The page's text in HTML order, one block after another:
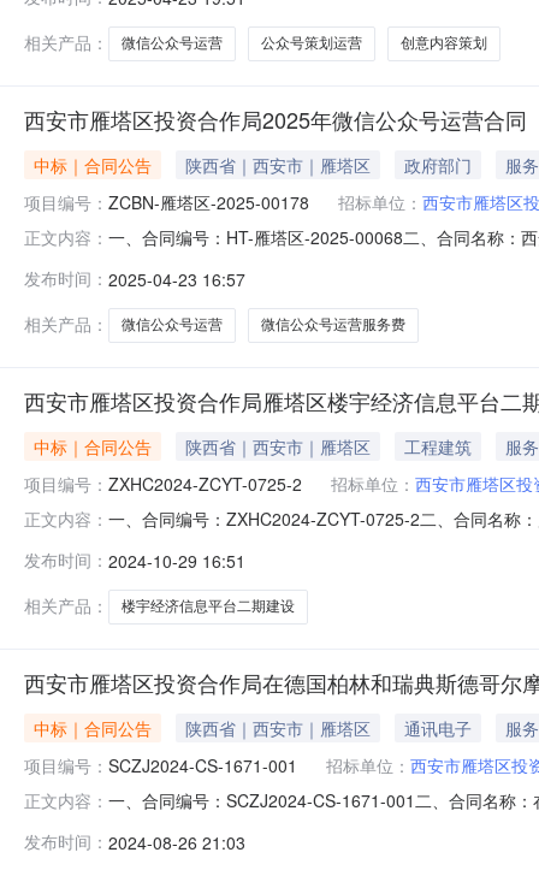
址：陕西省西安市曲江新区汇新路曲江大厦国际中心B
相关产品：
微信公众号运营 公众号策划运营 创意内容策划
西安市雁塔区投资合作局2025年微信公众号运营合同
中标｜合同公告 陕西省｜西安市｜雁塔区 政府部门
服务
项目编号： ZCBN-雁塔区-2025-00178 招标单位： 西安市雁塔区
正文内容： 一、合同编号：HT-雁塔区-2025-00068二、合同名称：
司地址：陕西省西安市曲江新区汇新路曲江大厦国际中
发布时间： 2025-04-23 16:57
相关产品：
微信公众号运营 微信公众号运营服务费
西安市雁塔区投资合作局雁塔区楼宇经济信息平台二
中标｜合同公告 陕西省｜西安市｜雁塔区 工程建筑
服务
项目编号： ZXHC2024-ZCYT-0725-2 招标单位： 西安市雁塔区投
正文内容： 一、合同编号：ZXHC2024-ZCYT-0725-2二、合同名称
（上海）有限公司地址：中国（上海）自由贸易试验区
发布时间： 2024-10-29 16:51
相关产品：
楼宇经济信息平台二期建设
西安市雁塔区投资合作局在德国柏林和瑞典斯德哥尔
中标｜合同公告 陕西省｜西安市｜雁塔区 通讯电子
服务
项目编号： SCZJ2024-CS-1671-001 招标单位： 西安市雁塔区投
正文内容： 一、合同编号：SCZJ2024-CS-1671-001二、合同名称
雁塔区投资合作局地址：西安市雁塔区小寨东路168号
发布时间： 2024-08-26 21:03